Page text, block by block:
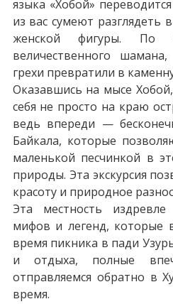
языка «Хобой»
из вас сумеют разглядеть
женской фигуры. По
величественного
грехи превратили в
Оказавшись на мысе
себя не просто на краю
ведь впереди —
Байкала, которые
маленькой песчинкой в
природы. Эта экскурсия
красоту и природное
Эта местность
мифов и легенд, которые
время пикника в пади
и отдыха, полные
отправляемся обратно в
время.